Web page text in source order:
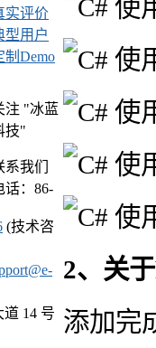
2、关
添加完
实评价
型用户
制Demo
注 "冰蓝
技"
系我们
话：86-
(技术咨
14 号